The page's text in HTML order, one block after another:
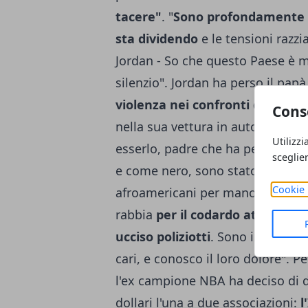
Cookie
tacere". "Sono
sta dividendo e le tensioni
Jordan - So che questo Paese
silenzio". Jordan ha perso il
violenza nei confronti di un
nella sua vettura in autostrada,
esserlo, padre che ha perso il
e come nero, sono stato
afroamericani per mano di
rabbia per il codardo atto di
ucciso poliziotti. Sono in lutto
cari, e conosco il loro dolore".
l'ex campione NBA ha deciso di
dollari l'una a due associazioni: